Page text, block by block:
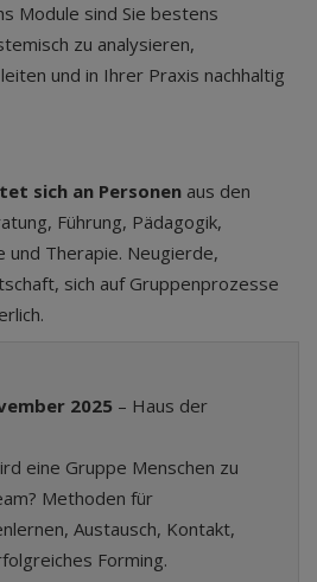
Module sind Sie bestens
zu analysieren,
und in Ihrer Praxis nachhaltig
sich an Personen aus den
Führung, Pädagogik,
und Therapie. Neugierde,
sich auf Gruppenprozesse
2025 – Haus der
eine Gruppe Menschen zu
Methoden für
Austausch, Kontakt,
Forming.